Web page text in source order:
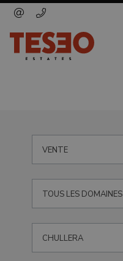
VENTE
TOUS LES DOMAINES
CHULLERA